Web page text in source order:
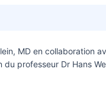
MD en collaboration
professeur Dr Hans